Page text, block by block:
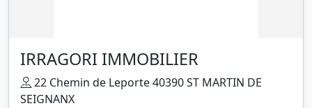
IRRAGORI IMMOBILIER
22 Chemin de Leporte 40390 ST MARTIN DE
SEIGNANX